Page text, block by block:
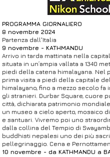
PROGRAMMA GIORNALIERO
8 novembre 2024
Partenza dall'Italia
9 novembre - KATHMANDU
Arrivo in tarda mattinata nella
situata in un’ampia vallata a 1340
piedi della catena himalayana. Nel
prima visita a piedi della capitale
himalayano, fino a mezzo secolo fa
gli stranieri. Durbar Square, cuore
città, dichiarata patrimonio mondiale
un museo a cielo aperto, mosaico
e santuari. Vivremo poi uno
dalla collina del Tempio di
buddhisti nepalesi uno dei più
pellegrinaggio. Cena e
10 novembre - da KATHMANDU a